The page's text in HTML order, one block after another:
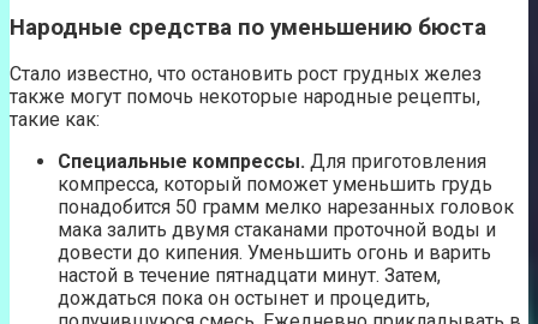
Народные средства по уменьшению бюста
Стало известно, что остановить рост грудных желез
также могут помочь некоторые народные рецепты,
такие как:
Специальные компрессы. Для приготовления
компресса, который поможет уменьшить грудь
понадобится 50 грамм мелко нарезанных головок
мака залить двумя стаканами проточной воды и
довести до кипения. Уменьшить огонь и варить
настой в течение пятнадцати минут. Затем,
дождаться пока он остынет и процедить,